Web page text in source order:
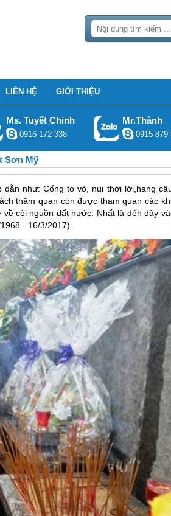
LIÊN HỆ GIỚI THIỆU
Ms. Tuyết Chinh
0916 172 338
Mr.Thành
0915 879
Sơn Mỹ
như: Cổng tò vò, núi thới lới,hang
thăm quan còn được tham quan các
cội nguồn đất nước. Nhất là đến đây
- 16/3/2017).